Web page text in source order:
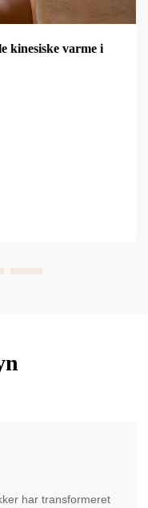
kinesiske varme i
har transformeret